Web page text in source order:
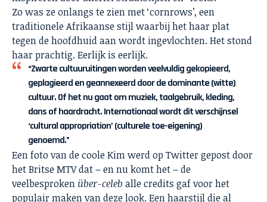
Zo was ze onlangs te zien met ‘cornrows’, een
traditionele Afrikaanse stijl waarbij het haar plat
tegen de hoofdhuid aan wordt ingevlochten. Het stond
haar prachtig. Eerlijk is eerlijk.
“Zwarte cultuuruitingen worden veelvuldig gekopieerd,
geplagieerd en geannexeerd door de dominante (witte)
cultuur. Of het nu gaat om muziek, taalgebruik, kleding,
dans of haardracht. Internationaal wordt dit verschijnsel
‘cultural appropriation’ (culturele toe-eigening)
genoemd.”
Een foto van de coole Kim werd op Twitter gepost door
het Britse MTV dat – en nu komt het – de
veelbesproken über-celeb alle credits gaf voor het
populair maken van deze look. Een haarstijl die al